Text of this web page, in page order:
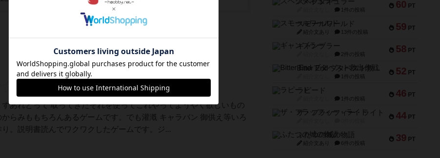
あれとって 取ってきたそれを使ってこれやってようやく欲しいもの
らみももちろんあるゲームです。でも灌漑 キャラバン 御供え等いろ
。説明書読んでワクワクしたゲームです。ジ...
60 PT
1件の投稿
59 PT
スモールワールド
紹介文あり 13件の投稿
58 PT
ギャンブラー
2件の投稿
52 PT
Bitter End ブタペスト救出作戦
1件の投稿
46 PT
ラピード
1件の投稿
44 PT
ザ・フラッフィー・ライト
39 PT
ふたつの城の物語
紹介文あり 6件の投稿